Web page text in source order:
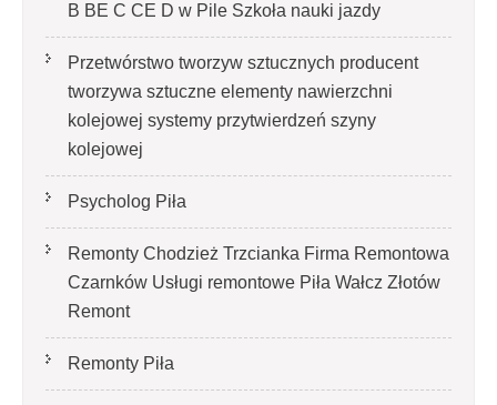
B BE C CE D‎ w Pile Szkoła nauki jazdy
Przetwórstwo tworzyw sztucznych producent
tworzywa sztuczne elementy nawierzchni
kolejowej systemy przytwierdzeń szyny
kolejowej
Psycholog Piła
Remonty Chodzież Trzcianka Firma Remontowa
Czarnków Usługi remontowe Piła Wałcz Złotów
Remont
Remonty Piła